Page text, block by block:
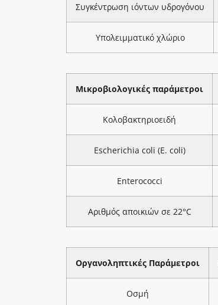
Συγκέντρωση ιόντων υδρογόνου
Υπολειμματικό χλώριο
Μικροβιολογικές παράμετροι
Κολοβακτηριοειδή
Escherichia coli (E. coli)
Enterococci
Αριθμός αποικιών σε 22°C
Οργανοληπτικές Παράμετροι
Οσμή